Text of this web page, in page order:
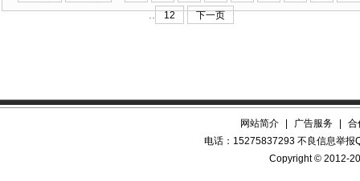
.. 12 下一页
网站简介 广告服务
合
电话：15275837293 不良信息举
Copyright © 2012-